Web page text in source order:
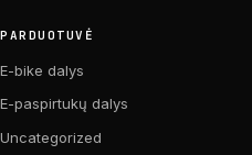
PARDUOTUVĖ
E-bike dalys
E-paspirtukų dalys
Uncategorized